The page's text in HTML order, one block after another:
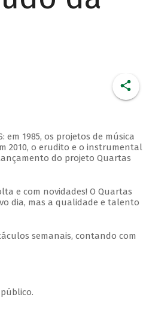
1985, os projetos de música
2010, o erudito e o instrumental
do projeto Quartas
e com novidades! O Quartas
dia, mas a qualidade e talento
semanais, contando com